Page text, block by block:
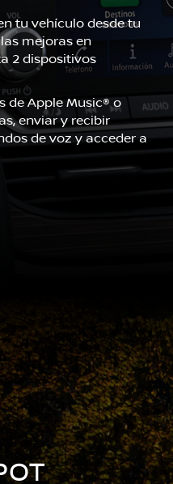
tu vehículo desde tu
mejoras en
2 dispositivos
de Apple Music® o
enviar y recibir
de voz y acceder a